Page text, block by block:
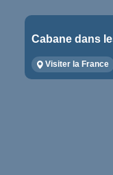
Cabane dans
Visiter la France